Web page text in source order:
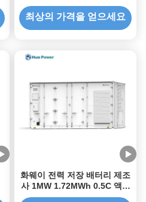
캐비닛
최상의 가격을 얻으세요
화웨이 전력 저장 배터리 제조
사 1MW 1.72MWh 0.5C 액체
냉각 상업용 에너지 배터리 저